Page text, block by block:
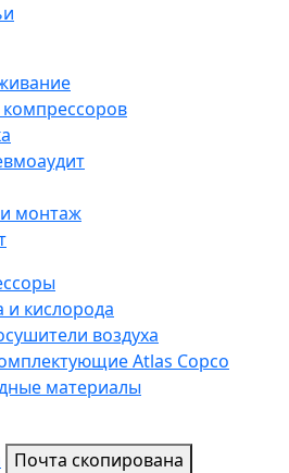
монтаж
и кислорода
воздуха
Atlas Copco
материалы
Почта скопирована